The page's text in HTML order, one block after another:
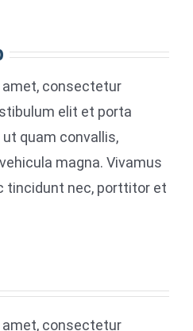
consectetur
elit et porta
quam convallis,
magna. Vivamus
tincidunt nec, porttitor et
consectetur